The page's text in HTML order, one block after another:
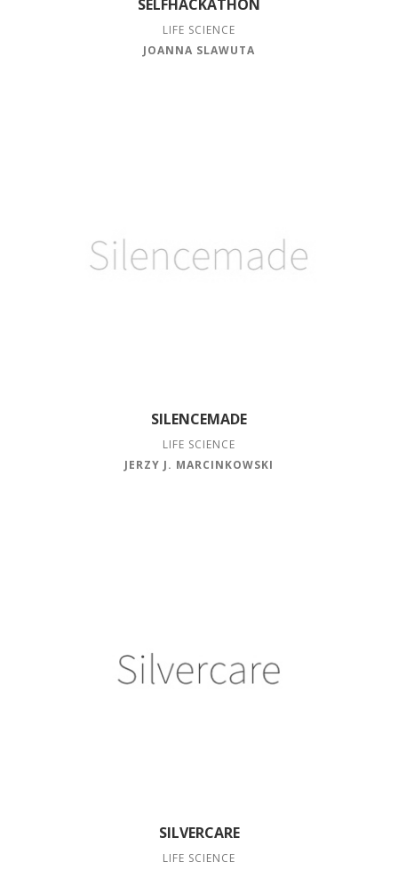
SELFHACKATHON
LIFE SCIENCE
JOANNA SLAWUTA
SILENCEMADE
LIFE SCIENCE
JERZY J. MARCINKOWSKI
SILVERCARE
LIFE SCIENCE